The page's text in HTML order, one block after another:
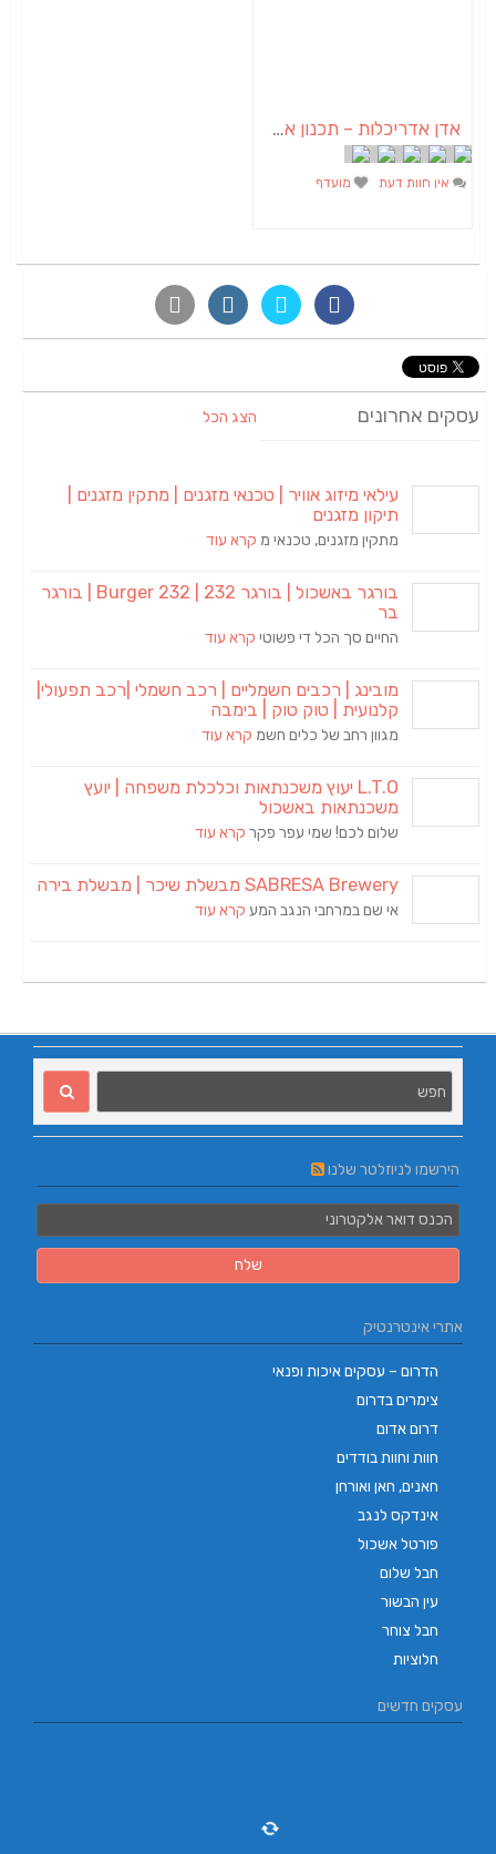
אדן אדריכלות – תכנון אדריכלי
אין חוות דעת מועדף
עסקים אחרונים הצג הכל
עילאי מיזוג אוויר | טכנאי מזגנים | מתקין מזגנים |
תיקון מזגנים
מתקין מזגנים, טכנאי מ קרא עוד
בורגר באשכול | בורגר 232 | Burger 232 | בורגר
בר
החיים סך הכל די פשוטי קרא עוד
מובינג | רכבים חשמליים | רכב חשמלי |רכב תפעולי|
קלנועית | טוק טוק | בימבה
מגוון רחב של כלים חשמ קרא עוד
L.T.O יעוץ משכנתאות וכלכלת משפחה | יועץ
משכנתאות באשכול
שלום לכם! שמי עפר פקר קרא עוד
SABRESA Brewery מבשלת שיכר | מבשלת בירה
אי שם במרחבי הנגב המע קרא עוד
הירשמו לניוזלטר שלנו
אתרי אינטרנטיק
הדרום – עסקים איכות ופנאי
צימרים בדרום
דרום אדום
חוות וחוות בודדים
חאנים, חאן ואורחן
אינדקס לנגב
פורטל אשכול
חבל שלום
עין הבשור
חבל צוחר
חלוציות
עסקים חדשים